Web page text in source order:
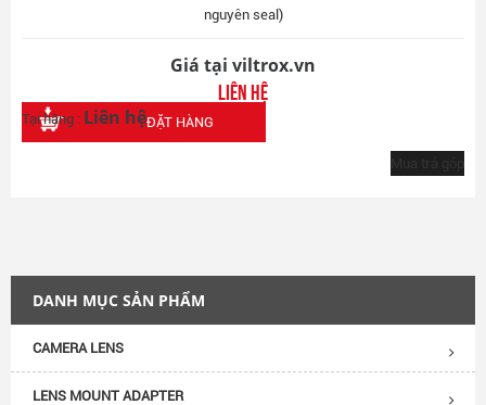
nguyên seal)
Giá tại viltrox.vn
Liên hệ
Tại hãng : Liên hệĐẶT HÀNG
DANH MỤC SẢN PHẨM
CAMERA LENS
LENS MOUNT ADAPTER